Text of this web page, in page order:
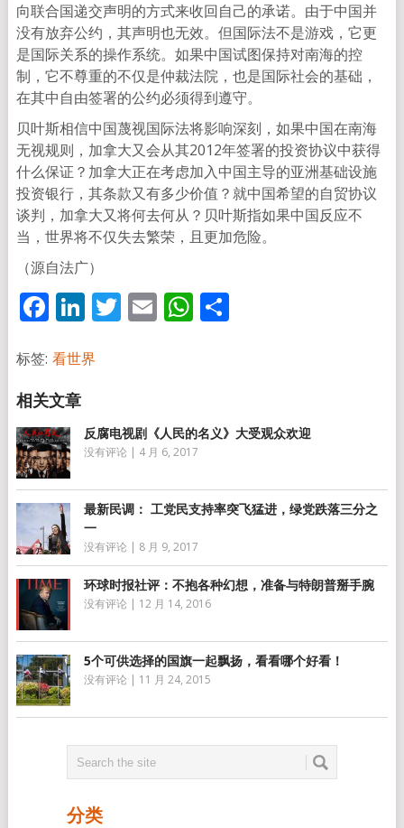
向联合国递交声明的方式来收回自己的承诺。由于中国并
没有放弃公约，其声明也无效。但国际法不是游戏，它更
是国际关系的操作系统。如果中国试图保持对南海的控
制，它不尊重的不仅是仲裁法院，也是国际社会的基础，
在其中自由签署的公约必须得到遵守。
贝叶斯相信中国蔑视国际法将影响深刻，如果中国在南海
无视规则，加拿大又会从其2012年签署的投资协议中获得
什么保证？加拿大正在考虑加入中国主导的亚洲基础设施
投资银行，其条款又有多少价值？就中国希望的自贸协议
谈判，加拿大又将何去何从？贝叶斯指如果中国反应不
当，世界将不仅失去繁荣，且更加危险。
（源自法广）
Facebook
LinkedIn
Twitter
EmailWhatsApp
分
标签: 看世界
反腐电视剧《人民的名义》大受观众欢迎
没有评论 | 4 月 6, 2017
最新民调： 工党民支持率突飞猛进，绿党跌落三分之
一
没有评论 | 8 月 9, 2017
环球时报社评：不抱各种幻想，准备与特朗普掰手腕
没有评论 | 12 月 14, 2016
5个可供选择的国旗一起飘扬，看看哪个好看！
没有评论 | 11 月 24, 2015
分类